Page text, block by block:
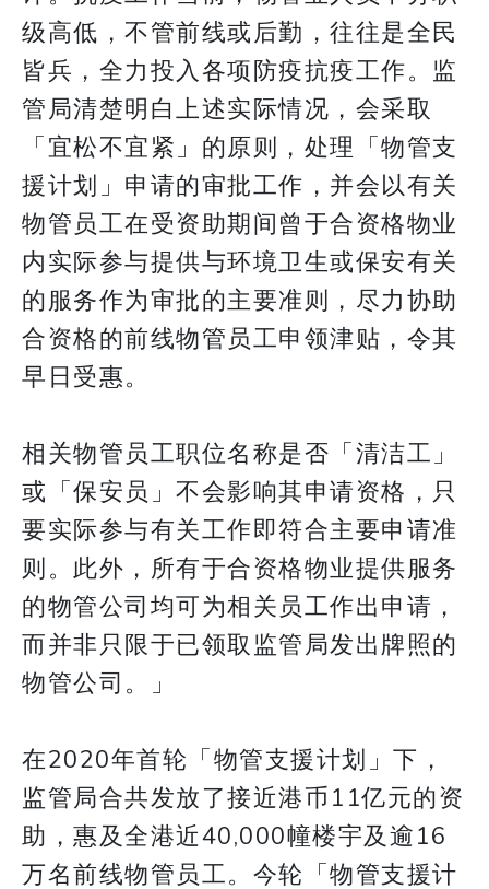
级高低，不管前线或后勤，往往是全民
皆兵，全力投入各项防疫抗疫工作。监
管局清楚明白上述实际情况，会采取
「宜松不宜紧」的原则，处理「物管支
援计划」申请的审批工作，并会以有关
物管员工在受资助期间曾于合资格物业
内实际参与提供与环境卫生或保安有关
的服务作为审批的主要准则，尽力协助
合资格的前线物管员工申领津贴，令其
早日受惠。
相关物管员工职位名称是否「清洁工」
或「保安员」不会影响其申请资格，只
要实际参与有关工作即符合主要申请准
则。此外，所有于合资格物业提供服务
的物管公司均可为相关员工作出申请，
而并非只限于已领取监管局发出牌照的
物管公司。」
在2020年首轮「物管支援计划」下，
监管局合共发放了接近港币11亿元的资
助，惠及全港近40,000幢楼宇及逾16
万名前线物管员工。今轮「物管支援计